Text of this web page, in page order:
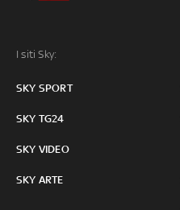
I siti Sky:
SKY SPORT
SKY TG24
SKY VIDEO
SKY ARTE